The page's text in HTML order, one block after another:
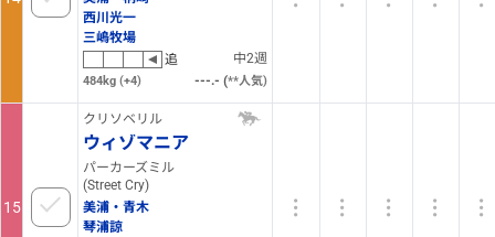
西川光一
三嶋牧場
追
中2週
484kg (+4) (7人気)
15
クリソベリル
ウィゾマニア
パーカーズミル
(Street Cry)
美浦・青木
琴浦諒